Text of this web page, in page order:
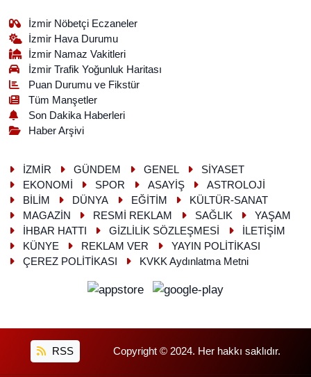
İzmir Nöbetçi Eczaneler
İzmir Hava Durumu
İzmir Namaz Vakitleri
İzmir Trafik Yoğunluk Haritası
Puan Durumu ve Fikstür
Tüm Manşetler
Son Dakika Haberleri
Haber Arşivi
İZMİR GÜNDEM GENEL
SİYASET
EKONOMİ
SPOR ASAYİŞ
ASTROLOJİ
BİLİM
DÜNYA EĞİTİM
KÜLTÜR-SANAT
MAGAZİN
RESMİ REKLAM SAĞLIK
YAŞAM
İHBAR HATTI
GİZLİLİK SÖZLEŞMESİ
İLETİŞİM
KÜNYE
REKLAM VER
YAYIN POLİTİKASI
ÇEREZ POLİTİKASI
KVKK Aydınlatma Metni
RSS Copyright © 2024. Her hakkı saklıdır.